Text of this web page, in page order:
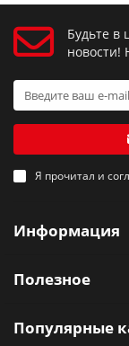
Будьте в
новости!
Я прочитал и
Информация
Полезное
Популярные